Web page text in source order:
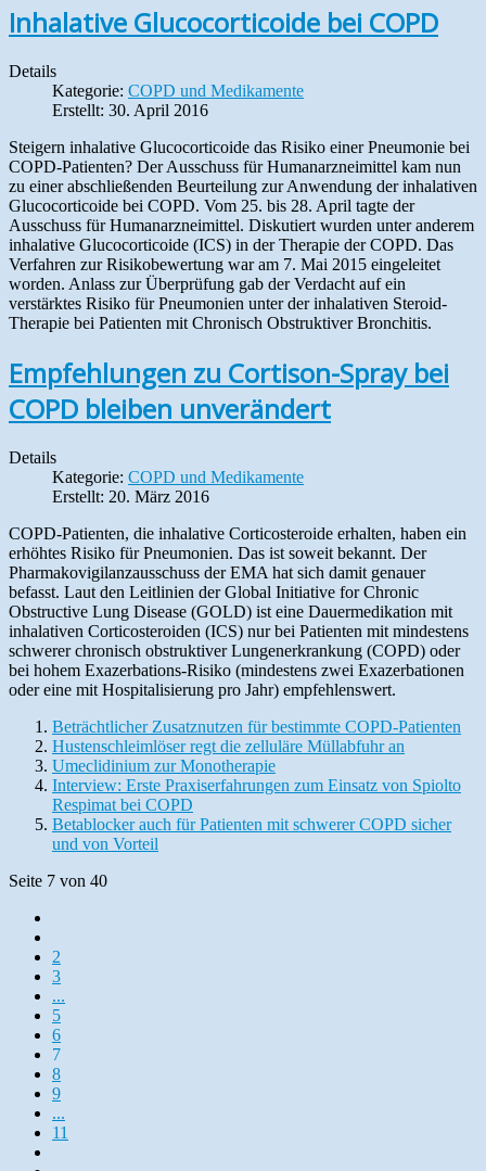
Inhalative Glucocorticoide bei COPD
Details
Kategorie: COPD und Medikamente
Erstellt: 30. April 2016
Steigern inhalative Glucocorticoide das Risiko einer Pneumonie bei
COPD-Patienten? Der Ausschuss für Humanarzneimittel kam nun
zu einer abschließenden Beurteilung zur Anwendung der inhalativen
Glucocorticoide bei COPD. Vom 25. bis 28. April tagte der
Ausschuss für Humanarzneimittel. Diskutiert wurden unter anderem
inhalative Glucocorticoide (ICS) in der Therapie der COPD. Das
Verfahren zur Risikobewertung war am 7. Mai 2015 eingeleitet
worden. Anlass zur Überprüfung gab der Verdacht auf ein
verstärktes Risiko für Pneumonien unter der inhalativen Steroid-
Therapie bei Patienten mit Chronisch Obstruktiver Bronchitis.
Empfehlungen zu Cortison-Spray bei
COPD bleiben unverändert
Details
Kategorie: COPD und Medikamente
Erstellt: 20. März 2016
COPD-Patienten, die inhalative Corticosteroide erhalten, haben ein
erhöhtes Risiko für Pneumonien. Das ist soweit bekannt. Der
Pharmakovigilanzausschuss der EMA hat sich damit genauer
befasst. Laut den Leitlinien der Global Initiative for Chronic
Obstructive Lung Disease (GOLD) ist eine Dauermedikation mit
inhalativen Corticosteroiden (ICS) nur bei Patienten mit mindestens
schwerer chronisch obstruktiver Lungenerkrankung (COPD) oder
bei hohem Exazerbations-Risiko (mindestens zwei Exazerbationen
oder eine mit Hospitalisierung pro Jahr) empfehlenswert.
Beträchtlicher Zusatznutzen für bestimmte COPD-Patienten
Hustenschleimlöser regt die zelluläre Müllabfuhr an
Umeclidinium zur Monotherapie
Interview: Erste Praxiserfahrungen zum Einsatz von Spiolto
Respimat bei COPD
Betablocker auch für Patienten mit schwerer COPD sicher
und von Vorteil
Seite 7 von 40
2
3
...
5
6
7
8
9
...
11